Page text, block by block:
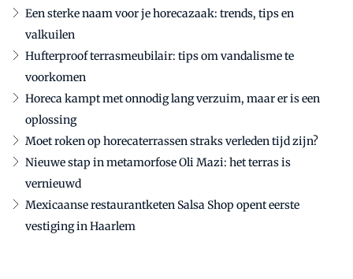
Een sterke naam voor je horecazaak: trends, tips en
valkuilen
Hufterproof terrasmeubilair: tips om vandalisme te
voorkomen
Horeca kampt met onnodig lang verzuim, maar er is een
oplossing
Moet roken op horecaterrassen straks verleden tijd zijn?
Nieuwe stap in metamorfose Oli Mazi: het terras is
vernieuwd
Mexicaanse restaurantketen Salsa Shop opent eerste
vestiging in Haarlem